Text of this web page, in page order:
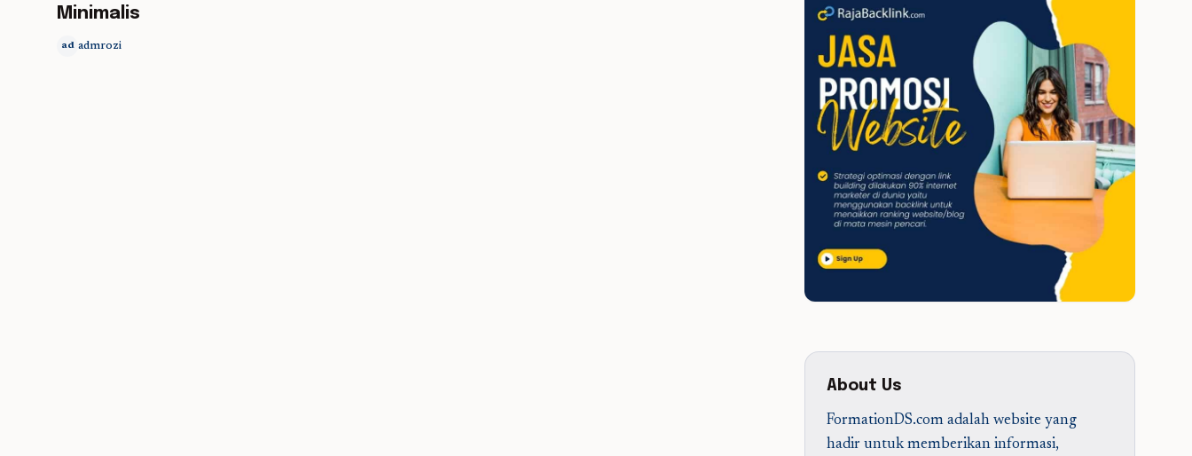
Minimalis
ad admrozi
About Us
FormationDS.com adalah website yang
hadir untuk memberikan informasi,